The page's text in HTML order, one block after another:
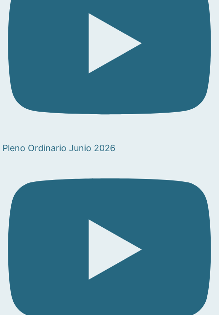
Pleno Ordinario Junio 2026